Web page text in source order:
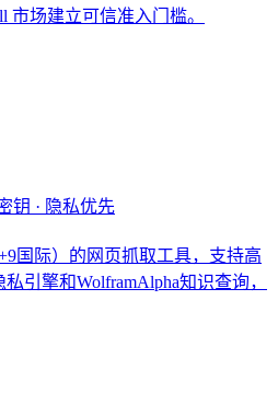
市场建立可信准入门槛。
钥 · 隐私优先
国际）的网页抓取工具，支持高
引擎和WolframAlpha知识查询，